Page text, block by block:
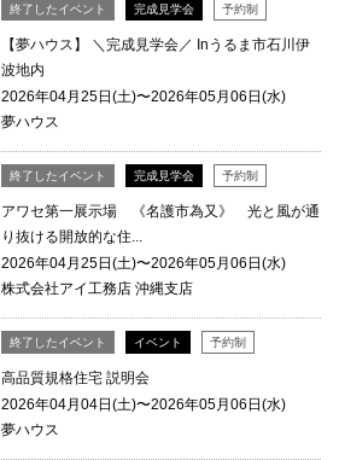
終了したイベント 完成見学会 予約制
【夢ハウス】 ＼完成見学会／ Inうるま市石川伊
波地内
2026年04月25日(土)〜2026年05月06日(水)
夢ハウス
終了したイベント 完成見学会 予約制
アワセ第一展示場 《名護市為又》 光と風が通
り抜ける開放的な住...
2026年04月25日(土)〜2026年05月06日(水)
株式会社アイ工務店 沖縄支店
終了したイベント イベント 予約制
高品質規格住宅 説明会
2026年04月04日(土)〜2026年05月06日(水)
夢ハウス